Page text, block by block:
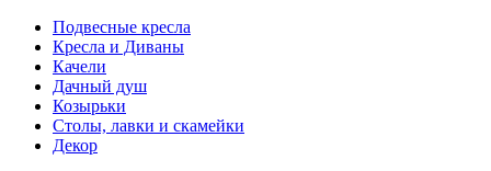
Подвесные кресла
Кресла и Диваны
Качели
Дачный душ
Козырьки
Столы, лавки и скамейки
Декор